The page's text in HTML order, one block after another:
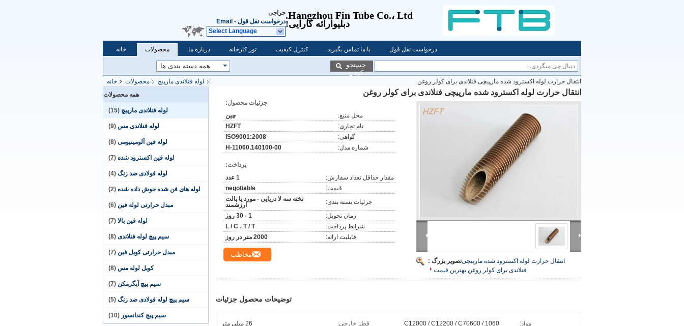
Hangzhou Fin Tube Co.، Ltd.
دبلیو ارائه کارایی!
حراجی
درخواست نقل قول -
Email
Select Language
خانه محصولات درباره ما تور کارخانه کنترل کیفیت با ما تماس بگیرید درخواست نقل قول
جستجو
کردن
خانه محصولات لوله فنلاندی مارپیچ
انتقال حرارت لوله اکسترود شده مارپیچی فنلاندی برای کولر روغن
همه محصولات
لوله فنلاندی مارپیچ (15)
لوله فنلاندی مس (9)
لوله فین آلومینیومی (8)
لوله فین اکسترود شده (7)
لوله فولادی ضد زنگ (4)
لوله های فن شده جوش داده شده (2)
مبدل حرارتی لوله فین (6)
لوله فین بالا (7)
سیم پیچ لوله فنلاندی (8)
مبدل حرارتی کویل فین (7)
کویل لوله مس (8)
سیم پیچ آبگرمکن (7)
سیم پیچ لوله فولادی ضد زنگ (5)
سیم پیچ کندانسور (10)
انتقال حرارت لوله اکسترود شده مارپیچی فنلاندی برای کولر روغن
تصویر بزرگ :انتقال حرارت لوله اکسترود شده مارپیچی
فنلاندی برای کولر روغن بهترین قیمت
جزئیات محصول:
محل منبع:
چین
نام تجاری:
HZFT
گواهی:
ISO9001:2008
شماره مدل:
H-11060.140100-00
پرداخت:
مقدار حداقل تعداد سفارش:
1 عدد
قیمت:
negotiable
جزئیات بسته بندی:
تخته سه لا دریایی - مورد یا پالت
ارزشمند
زمان تحویل:
1 - 30 روز
شرایط پرداخت:
L / C ، T / T
قابلیت ارائه:
2000 متر در روز
مخاطب
توضیحات محصول جزئیات
مواد: C12000 / C12200 / C70600 / 1060 قطر خارجی: 26 میلی متر